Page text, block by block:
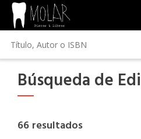
Búsqueda de
66 resultados